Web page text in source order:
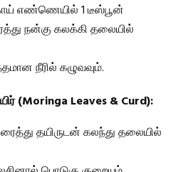
எண்ணெயில் 1 டீஸ்பூன்
நன்கு கலக்கி தலையில்
நீரில் கழுவவும்.
(Moringa Leaves & Curd):
தயிருடன் கலந்து தலையில்